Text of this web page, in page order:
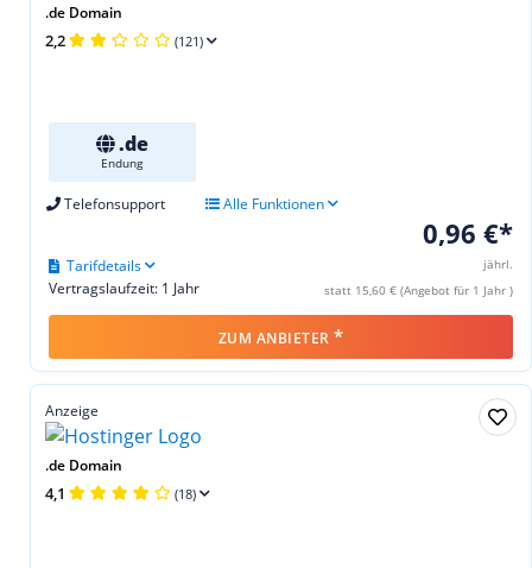
.de Domain
2,2 (121)
.de
Endung
Telefonsupport Alle Funktionen
0,96 €*
jährl.
statt 15,60 € (Angebot für 1 Jahr )
Vertragslaufzeit: 1 Jahr
Tarifdetails
ZUM ANBIETER *
Anzeige
.de Domain
4,1 (18)